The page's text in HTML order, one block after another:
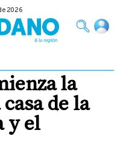
2026
la
de la
y el